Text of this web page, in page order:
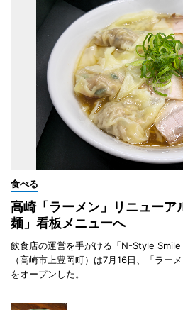
食べる
高崎「ラーメン」リニュー
麺」看板メニューへ
飲食店の運営を手がける「N-Style Smile
（高崎市上豊岡町）は7月16日、「ラー
をオープンした。